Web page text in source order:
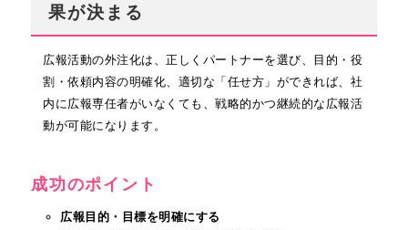
果が決まる
広報活動の外注化は、正しくパートナーを選び、目的・役
割・依頼内容の明確化、適切な「任せ方」ができれば、社
内に広報専任者がいなくても、戦略的かつ継続的な広報活
動が可能になります。
成功のポイント
広報目的・目標を明確にする